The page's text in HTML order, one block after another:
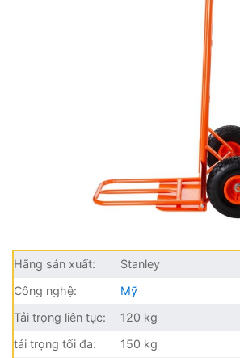
Hãng sản xuất:
Stanley
Công nghệ:
Mỹ
Tải trọng liên tục:
120 kg
tải trọng tối đa:
150 kg